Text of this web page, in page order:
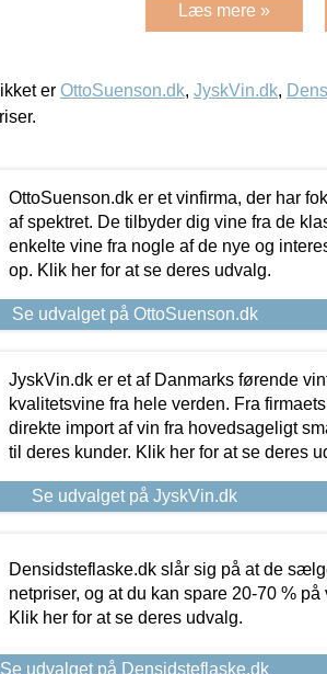
Læs mere »
er OttoSuenson.dk, JyskVin.dk,
OttoSuenson.dk er et vinfirma, der har
af spektret. De tilbyder dig vine fra de
enkelte vine fra nogle af de nye og
op. Klik her for at se deres udvalg.
Se udvalget på OttoSuenson.dk
JyskVin.dk er et af Danmarks førende
kvalitetsvine fra hele verden. Fra
direkte import af vin fra hovedsageligt
til deres kunder. Klik her for at se deres
Se udvalget på JyskVin.dk
Densidsteflaske.dk slår sig på at de
netpriser, og at du kan spare 20-70 %
Klik her for at se deres udvalg.
Se udvalget på Densidsteflaske.dk